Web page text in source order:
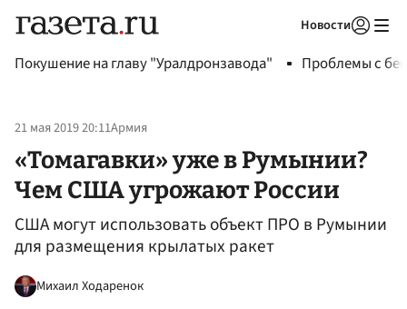
Новости
Покушение на главу "Уралдронзавода" Проблемы с
21 мая 2019 20:11Армия
«Томагавки» уже в Румынии?
Чем США угрожают России
США могут использовать объект ПРО в Румынии
для размещения крылатых ракет
Михаил Ходаренок